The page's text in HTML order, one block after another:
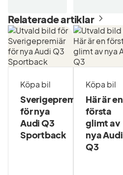
Relaterade artiklar
Köpa bil
Sverigepremiär
för nya
Audi Q3
Sportback
Köpa bil
Här är en
första
glimt av
nya Audi
Q3